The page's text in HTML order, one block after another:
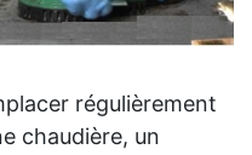
régulièrement
chaudière, un